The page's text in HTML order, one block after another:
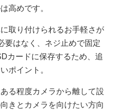
高めです。
取り付けられるお手軽さが
要はなく、ネジ止めで固定
カードに保存するため、追
ポイント。
る程度カメラから離して設
きとカメラを向けたい方向